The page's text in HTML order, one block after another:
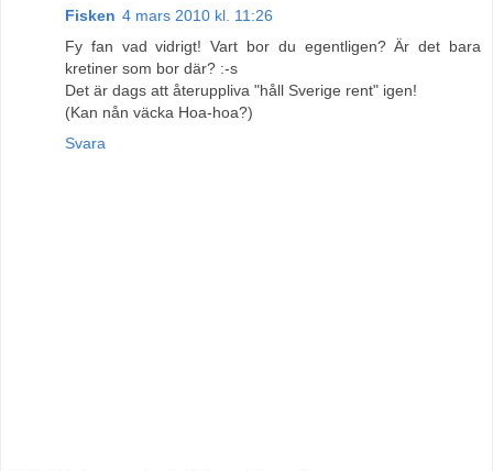
Fisken 4 mars 2010 kl. 11:26
Fy fan vad vidrigt! Vart bor du egentligen? Är det bara
kretiner som bor där? :-s
Det är dags att återuppliva "håll Sverige rent" igen!
(Kan nån väcka Hoa-hoa?)
Svara